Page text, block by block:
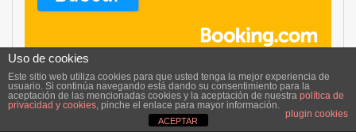
Lo último en 21W
Uso de cookies
Este sitio web utiliza cookies para que usted tenga la mejor experiencia de
usuario. Si continúa navegando está dando su consentimiento para la
aceptación de las mencionadas cookies y la aceptación de nuestra política de
privacidad y cookies, pinche el enlace para mayor información.
plugin cookies
ACEPTAR